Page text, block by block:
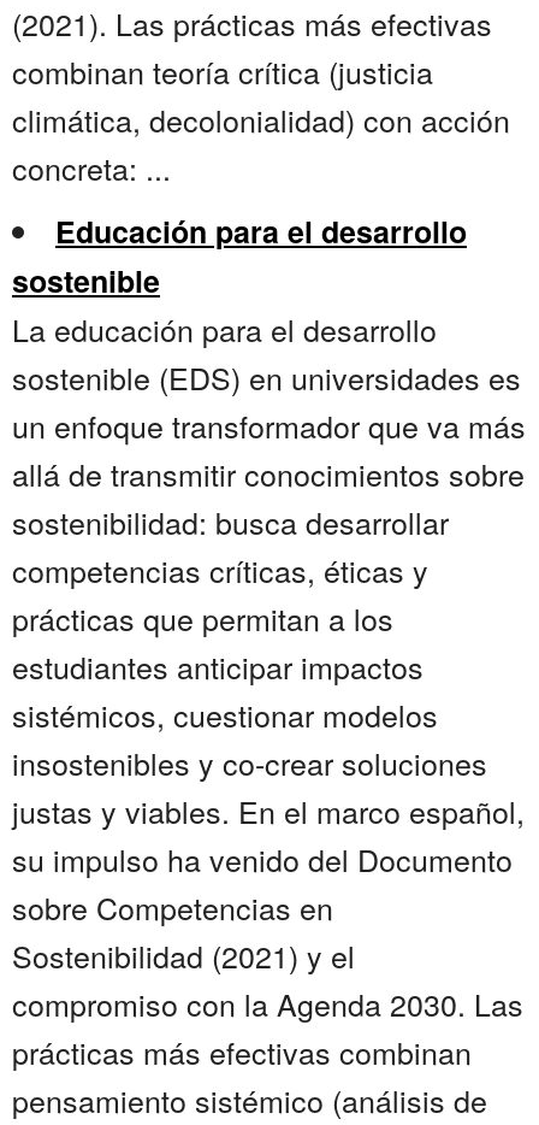
(2021). Las prácticas más efectivas
combinan teoría crítica (justicia
climática, decolonialidad) con acción
concreta: ...
Educación para el desarrollo
sostenible
La educación para el desarrollo
sostenible (EDS) en universidades es
un enfoque transformador que va más
allá de transmitir conocimientos sobre
sostenibilidad: busca desarrollar
competencias críticas, éticas y
prácticas que permitan a los
estudiantes anticipar impactos
sistémicos, cuestionar modelos
insostenibles y co-crear soluciones
justas y viables. En el marco español,
su impulso ha venido del Documento
sobre Competencias en
Sostenibilidad (2021) y el
compromiso con la Agenda 2030. Las
prácticas más efectivas combinan
pensamiento sistémico (análisis de